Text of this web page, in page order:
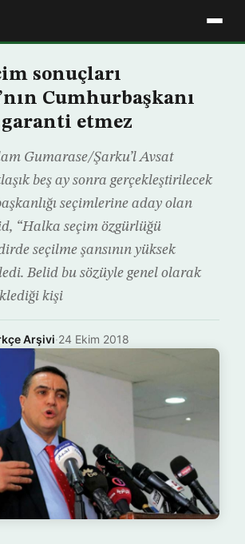
sonuçları
Cumhurbaşkanı
garanti etmez
Gumarase/Şarku’l Avsat
beş ay sonra gerçekleştirilecek
seçimlerine aday olan
“Halka seçim özgürlüğü
seçilme şansının yüksek
Belid bu sözüyle genel olarak
kişi
Arşivi·24 Ekim 2018